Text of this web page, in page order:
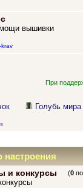
вышивки
krav
При
Голубь мира
и конкурсы (0